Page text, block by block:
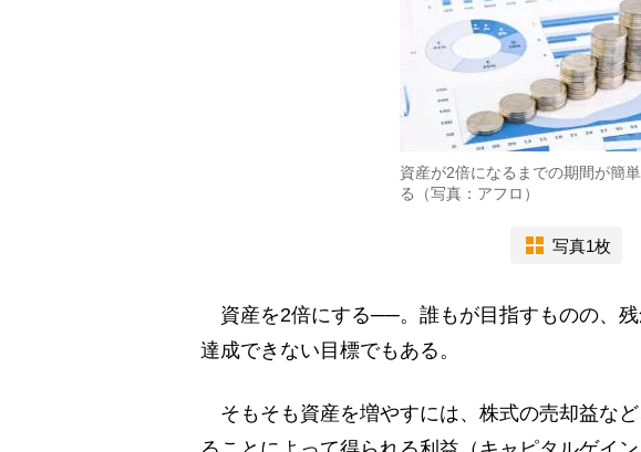
資産が2倍になるまでの期間が簡
る（写真：アフロ）
写真1枚
資産を2倍にする──。誰もが目指すものの、
達成できない目標でもある。
そもそも資産を増やすには、株式の売却益な